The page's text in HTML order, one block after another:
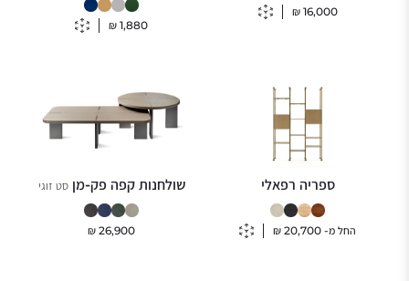
16,000
₪
1,880
₪
ספריה רפאלי
החל מ- 20,700
₪
שולחנות קפה פק-מןסט זוגי
26,900
₪